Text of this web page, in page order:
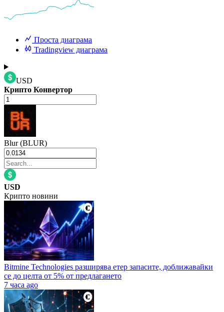
Проста диаграма
Tradingview диаграма
USD
Крипто Конвертор
Blur (BLUR)
USD
Крипто новини
Bitmine Technologies разширява етер запасите, доближавайки
се до целта от 5% от предлагането
7 часа ago